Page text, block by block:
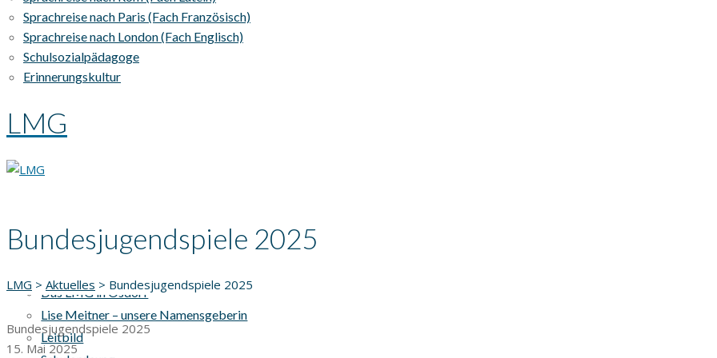
Sprachreise nach Paris (Fach Französisch)
Sprachreise nach London (Fach Englisch)
Schulsozialpädagoge
Erinnerungskultur
LMG
AKTUELLES
Das LMG in Osdorf
Lise Meitner – unsere Namensgeberin
Leitbild
Bundesjugendspiele 2025
LMG > Aktuelles > Bundesjugendspiele 2025
Bundesjugendspiele 2025
15. Mai 2025